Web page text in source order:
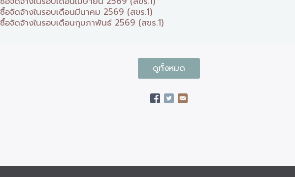
อจัดจ้างในรอบเดือนมีนาคม 2569 (สขร.1)
อจัดจ้างในรอบเดือนกุมภาพันธ์ 2569 (สขร.1)
ดูทั้งหมด